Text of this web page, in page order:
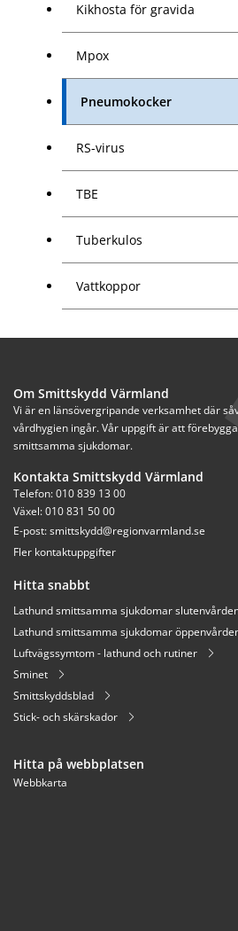
Kikhosta för gravida
Mpox
Pneumokocker
RS-virus
TBE
Tuberkulos
Vattkoppor
Om Smittskydd Värmland
Vi är en länsövergripande verksamhet där
vårdhygien ingår. Vår uppgift är att
smittsamma sjukdomar.
Kontakta Smittskydd Värmland
Telefon: 010 839 13 00
Växel: 010 831 50 00
E-post: smittskydd@regionvarmland.se
Fler kontaktuppgifter
Hitta snabbt
Lathund smittsamma sjukdomar
Lathund smittsamma sjukdomar
Luftvägssymtom - lathund och rutiner
Sminet
Smittskyddsblad
Stick- och skärskador
Hitta på webbplatsen
Webbkarta